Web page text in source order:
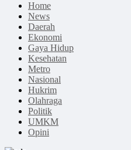
Home
News
Daerah
Ekonomi
Gaya Hidup
Kesehatan
Metro
Nasional
Hukrim
Olahraga
Politik
UMKM
Opini